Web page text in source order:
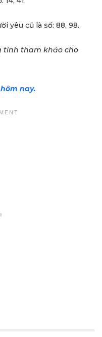
yêu cũ là số: 88, 98.
tính tham khảo cho
nay.